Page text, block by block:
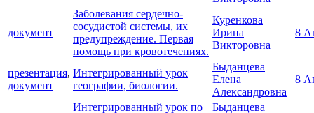
документ
Заболевания сердечно-
сосудистой системы, их
предупреждение. Первая
помощь при кровотечениях.
Куренкова
Ирина
Викторовна
8
презентация,
документ
Интегрированный урок
географии, биологии.
Быданцева
Елена
Александровна
8
Интегрированный урок по
Быданцева